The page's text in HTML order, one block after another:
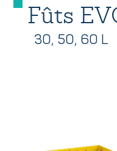
Fûts
30, 50, 60 L